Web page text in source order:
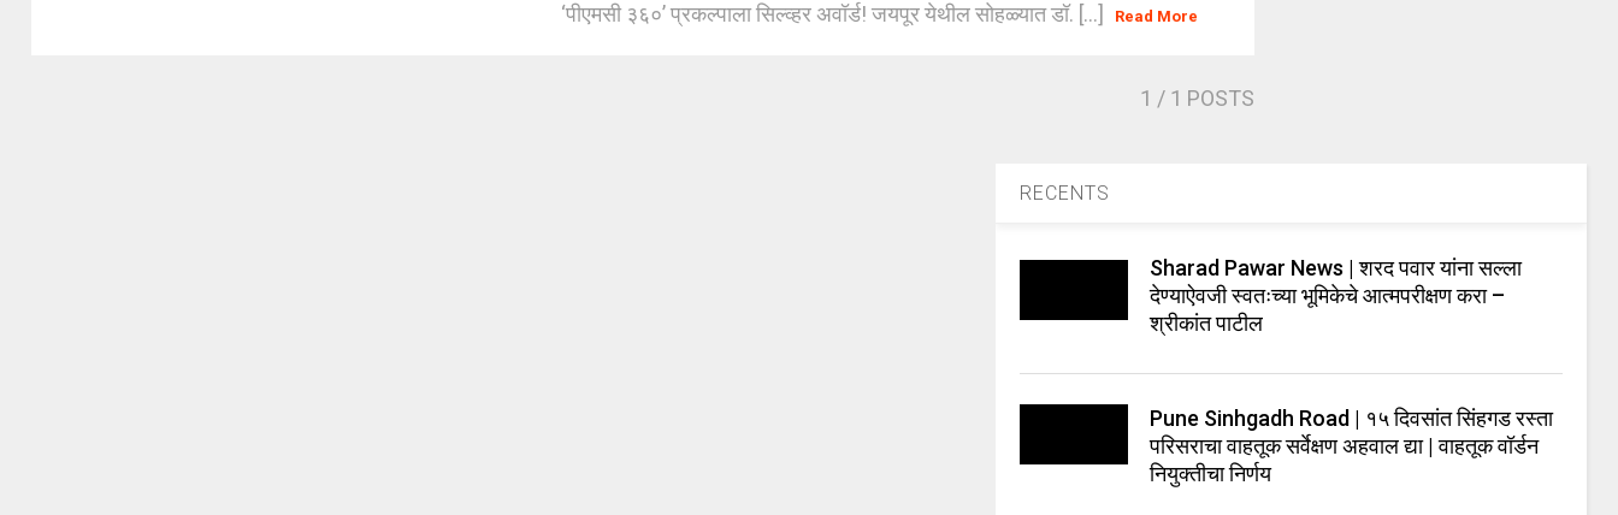
‘पीएमसी ३६०’ प्रकल्पाला सिल्व्हर अवॉर्ड! जयपूर येथील सोहळ्यात डॉ. [...]
Read More
1 / 1 POSTS
RECENTS
Sharad Pawar News | शरद पवार यांना सल्ला
देण्याऐवजी स्वतःच्या भूमिकेचे आत्मपरीक्षण करा –
श्रीकांत पाटील
Pune Sinhgadh Road | १५ दिवसांत सिंहगड रस्ता
परिसराचा वाहतूक सर्वेक्षण अहवाल द्या | वाहतूक वॉर्डन
नियुक्तीचा निर्णय